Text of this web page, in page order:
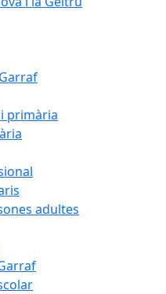
primària
adultes